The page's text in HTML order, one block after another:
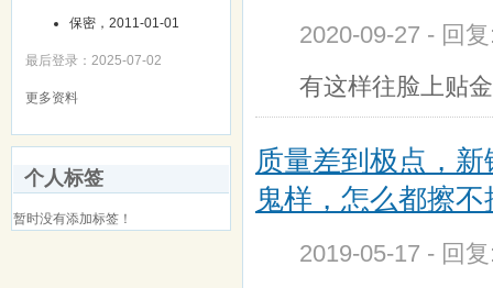
保密，2011-01-01
最后登录：2025-07-02
更多资料
个人标签
暂时没有添加标签！
2020-09-27 - 回
有这样往脸上贴
质量差到极点，
鬼样，怎么都擦不
2019-05-17 - 回